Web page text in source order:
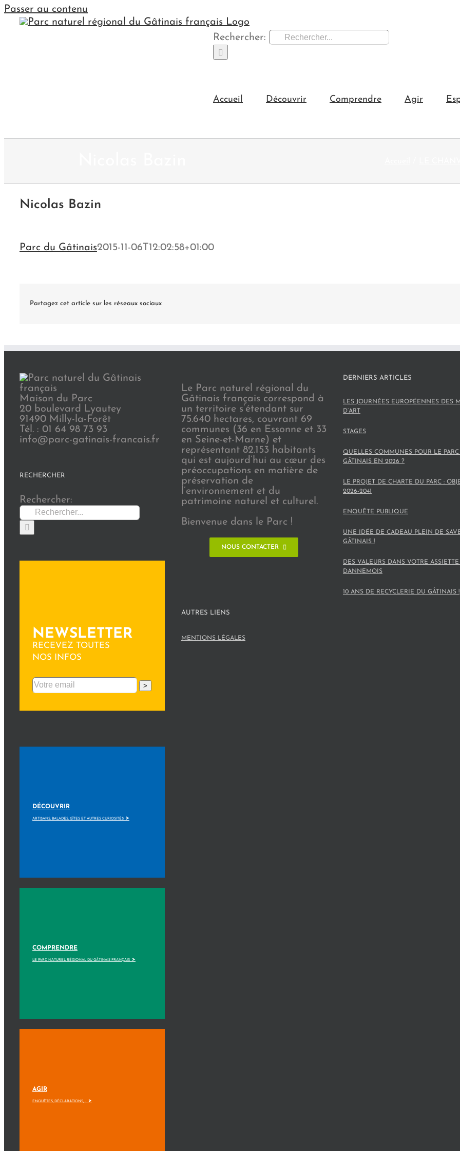
Passer au contenu
Rechercher:
Accueil Découvrir Comprendre Agir
Nicolas Bazin
Parc du Gâtinais2015-11-06T12:02:58+01:00
Partagez cet article sur les réseaux sociaux
Maison du Parc
20 boulevard Lyautey
91490 Milly-la-Forêt
Tél. : 01 64 98 73 93
info@parc-gatinais-francais.fr
RECHERCHER
Rechercher:
NEWSLETTER
RECEVEZ TOUTES
NOS INFOS
>
DÉCOUVRIR
ARTISANS, BALADES, GÎTES ET AUTRES CURIOSITÉS >
COMPRENDRE
LE PARC NATUREL RÉGIONAL DU GÂTINAIS FRANÇAIS >
AGIR
ENQUÊTES, DÉCLARATIONS, ... >
Le Parc naturel régional du
Gâtinais français correspond à
un territoire s’étendant sur
75.640 hectares, couvrant 69
communes (36 en Essonne et 33
en Seine-et-Marne) et
représentant 82.153 habitants
qui est aujourd’hui au cœur des
préoccupations en matière de
préservation de
l’environnement et du
patrimoine naturel et culturel.
Bienvenue dans le Parc !
NOUS CONTACTER
DERNIERS ARTICLES
LES JOURNÉES EUROPÉENNES DES
D’ART
STAGES
QUELLES COMMUNES POUR LE PARC
GÂTINAIS EN 2026 ?
LE PROJET DE CHARTE DU PARC :
2026-2041
ENQUÊTE PUBLIQUE
UNE IDÉE DE CADEAU PLEIN DE
GÂTINAIS !
DES VALEURS DANS VOTRE
DANNEMOIS
10 ANS DE RECYCLERIE DU GÂTINAIS !
AUTRES LIENS
MENTIONS LÉGALES